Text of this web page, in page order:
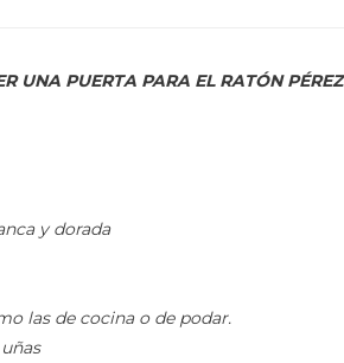
UNA PUERTA PARA EL RATÓN PÉREZ
y dorada
las de cocina o de podar.